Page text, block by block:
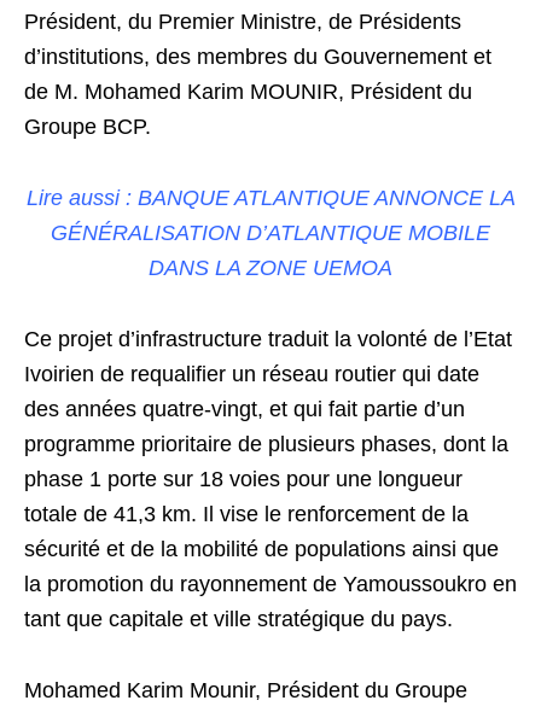
Président, du Premier Ministre, de Présidents
d’institutions, des membres du Gouvernement et
de M. Mohamed Karim MOUNIR, Président du
Groupe BCP.
Lire aussi : BANQUE ATLANTIQUE ANNONCE LA
GÉNÉRALISATION D’ATLANTIQUE MOBILE
DANS LA ZONE UEMOA
Ce projet d’infrastructure traduit la volonté de l’Etat
Ivoirien de requalifier un réseau routier qui date
des années quatre-vingt, et qui fait partie d’un
programme prioritaire de plusieurs phases, dont la
phase 1 porte sur 18 voies pour une longueur
totale de 41,3 km. Il vise le renforcement de la
sécurité et de la mobilité de populations ainsi que
la promotion du rayonnement de Yamoussoukro en
tant que capitale et ville stratégique du pays.
Mohamed Karim Mounir, Président du Groupe